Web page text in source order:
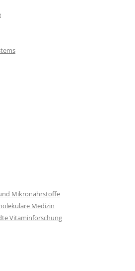
Mikronährstoffe
Medizin
Vitaminforschung